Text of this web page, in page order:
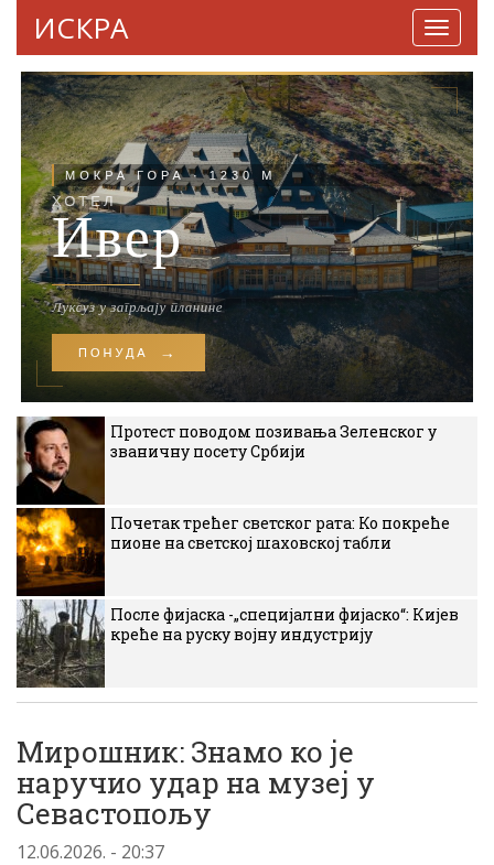
ИСКРА
Протест поводом позивања Зеленског у
званичну посету Србији
Почетак трећег светског рата: Ко покреће
пионе на светској шаховској табли
После фијаска -„специјални фијаско“: Кијев
креће на руску војну индустрију
Мирошник: Знамо ко је
наручио удар на музеј у
Севастопољу
12.06.2026. - 20:37